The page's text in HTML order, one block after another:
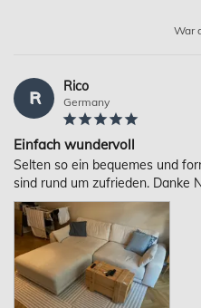
War
R
Rico
Germany
Einfach wundervoll
Selten so ein bequemes und
sind rund um zufrieden. Danke